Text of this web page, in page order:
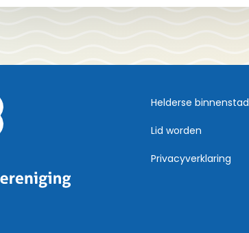
Helderse binnenstad
Lid worden
Privacyverklaring